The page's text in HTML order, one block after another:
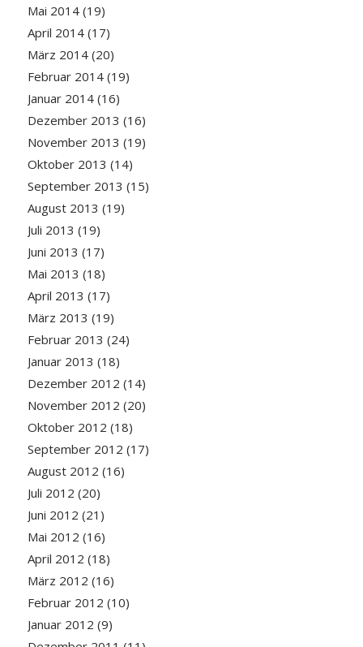
Mai 2014(19)
April 2014(17)
März 2014(20)
Februar 2014(19)
Januar 2014(16)
Dezember 2013 (16)
November 2013 (19)
Oktober 2013 (14)
September 2013 (15)
August 2013 (19)
Juli 2013 (19)
Juni 2013 (17)
Mai 2013 (18)
April 2013 (17)
März 2013 (19)
Februar 2013 (24)
Januar 2013 (18)
Dezember 2012 (14)
November 2012 (20)
Oktober 2012 (18)
September 2012 (17)
August 2012 (16)
Juli 2012 (20)
Juni 2012 (21)
Mai 2012 (16)
April 2012 (18)
März 2012 (16)
Februar 2012 (10)
Januar 2012 (9)